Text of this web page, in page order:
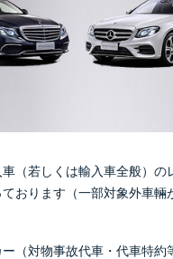
（若しくは輸入車全般）の
おります（一部対象外車輛
（対物事故代車・代車特約